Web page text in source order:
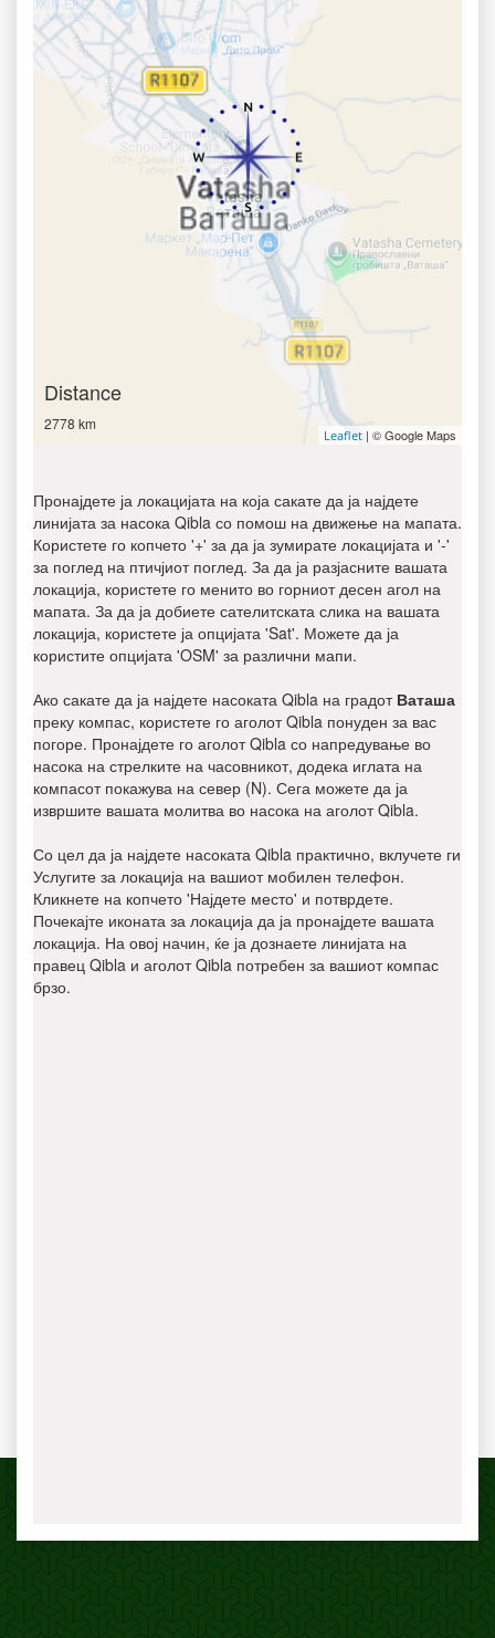
Distance
2778 km
Leaflet | © Google Maps
Пронајдете ја локацијата на која сакате да ја најдете
линијата за насока Qibla со помош на движење на мапата.
Користете го копчето '+' за да ја зумирате локацијата и '-'
за поглед на птичјиот поглед. За да ја разјасните вашата
локација, користете го менито во горниот десен агол на
мапата. За да ја добиете сателитската слика на вашата
локација, користете ја опцијата 'Sat'. Можете да ја
користите опцијата 'OSM' за различни мапи.
Ако сакате да ја најдете насоката Qibla на градот Ваташа
преку компас, користете го аголот Qibla понуден за вас
погоре. Пронајдете го аголот Qibla со напредување во
насока на стрелките на часовникот, додека иглата на
компасот покажува на север (N). Сега можете да ја
извршите вашата молитва во насока на аголот Qibla.
Со цел да ја најдете насоката Qibla практично, вклучете ги
Услугите за локација на вашиот мобилен телефон.
Кликнете на копчето 'Најдете место' и потврдете.
Почекајте иконата за локација да ја пронајдете вашата
локација. На овој начин, ќе ја дознаете линијата на
правец Qibla и аголот Qibla потребен за вашиот компас
брзо.